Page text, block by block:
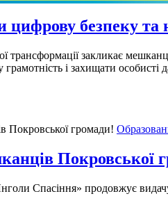
безпеку та
трансформації закликає
і захищати особисті
Покровської
Спасіння» продовжує видачу